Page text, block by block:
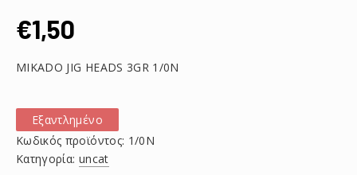
€1,50
MIKADO JIG HEADS 3GR 1/0N
Εξαντλημένο
Κωδικός προϊόντος: 1/0N
Κατηγορία: uncat